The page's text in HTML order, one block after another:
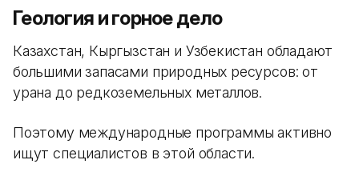
Геология и горное дело
Казахстан, Кыргызстан и Узбекистан обладают
большими запасами природных ресурсов: от
урана до редкоземельных металлов.
Поэтому международные программы активно
ищут специалистов в этой области.